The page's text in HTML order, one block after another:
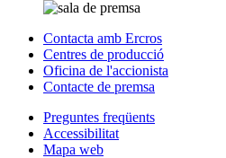
Contacta amb Ercros
Centres de producció
Oficina de l'accionista
Contacte de premsa
Preguntes freqüents
Accessibilitat
Mapa web